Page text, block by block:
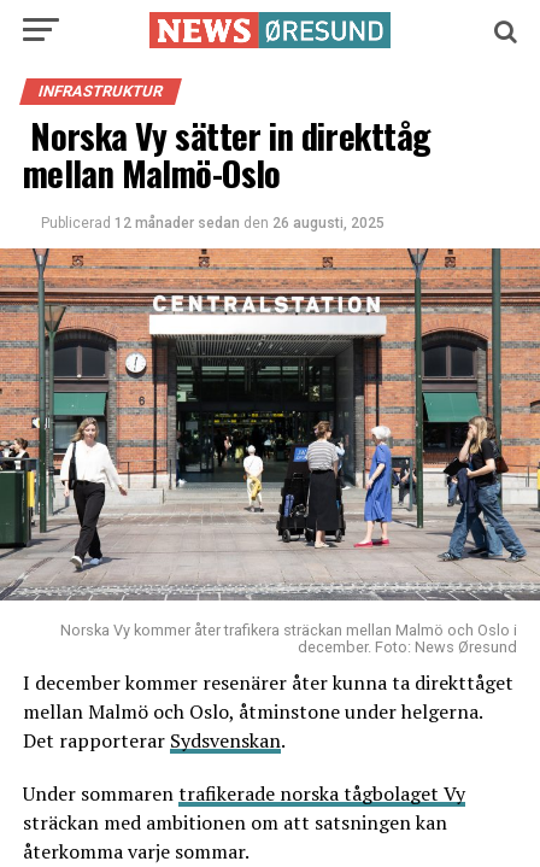
INFRASTRUKTUR
Norska Vy sätter in direkttåg
mellan Malmö-Oslo
Publicerad 12 månader sedan den 26 augusti, 2025
Norska Vy kommer åter trafikera sträckan mellan Malmö och Oslo i
december. Foto: News Øresund
I december kommer resenärer åter kunna ta direkttåget
mellan Malmö och Oslo, åtminstone under helgerna.
Det rapporterar Sydsvenskan.
Under sommarentrafikerade norska tågbolaget Vy
sträckan med ambitionen om att satsningen kan
återkomma varje sommar.